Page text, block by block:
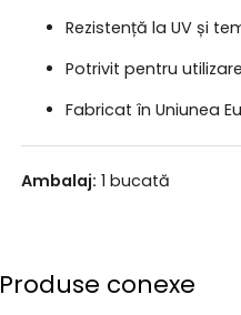
Rezistență la UV și
Potrivit pentru
Fabricat în Uniunea
Ambalaj: 1 bucată
Produse conexe